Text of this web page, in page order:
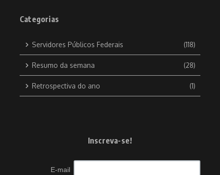
Categorias
Servidores Públicos Federais (118)
Resumo da semana (28)
Retrospectiva do ano (1)
Inscreva-se!
E-mail